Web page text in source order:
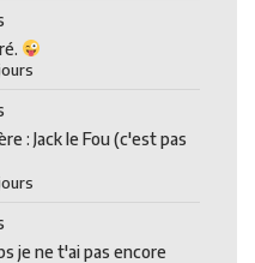
: Jack le Fou (c'est pas
je ne t'ai pas encore